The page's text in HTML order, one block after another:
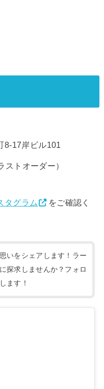
8-17岸ビル101
ストオーダー）
タグラム
をご確認く
いをシェアします！ラー
探求しませんか？フォロ
ます！